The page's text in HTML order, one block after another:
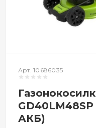
Арт. 10686035
GD40LM48SP
АКБ)